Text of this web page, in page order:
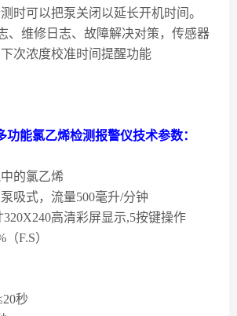
时可以把泵关闭以延长开机时间。
、维修日志、故障解决对策，传感器
次浓度校准时间提醒功能
功能氯乙烯检测报警仪技术参数：
的氯乙烯
吸式，流量500毫升/分钟
320X240高清彩屏显示,5按键操作
（F.S）
20秒